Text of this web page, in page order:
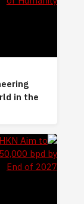
in the